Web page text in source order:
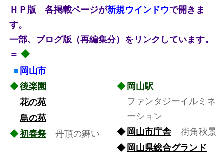
ＨＰ版 各掲載ページが新規ウインドウで開きま
す。
一部、ブログ版（再編集分）をリンクしています。
＝ ◆
■ 岡山市
◆後楽園
花の苑
鳥の苑
◆初春祭丹頂の舞い
◆ 岡山駅
ファンタジーイルミネ
ーション
◆ 岡山市庁舎
街角秋景
◆ 岡山県総合グランド